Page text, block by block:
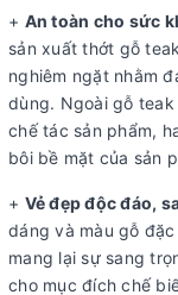
+ An toàn cho sức
sản xuất thớt gỗ
nghiêm ngặt nhằm
dùng. Ngoài gỗ
chế tác sản phẩm,
bôi bề mặt của sản
+ Vẻ đẹp độc đáo,
dáng và màu gỗ
mang lại sự sang
cho mục đích chế